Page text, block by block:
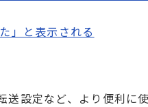
」と表示される
設定など、より便利に